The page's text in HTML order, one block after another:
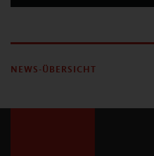
NEWS-ÜBERSICHT